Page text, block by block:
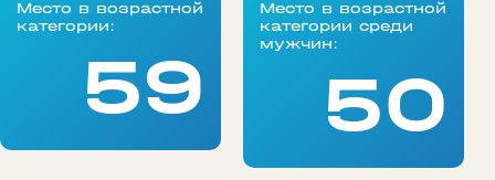
Место в возрастной
категории:
59
Место в возрастной
категории среди
мужчин:
50